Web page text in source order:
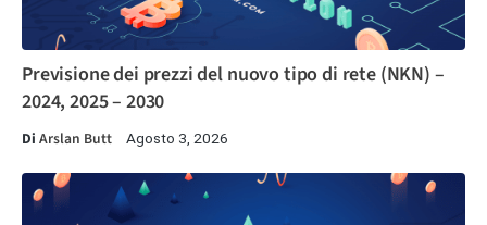
Previsione dei prezzi del nuovo tipo di rete (NKN) –
2024, 2025 – 2030
Di Arslan Butt Agosto 3, 2026